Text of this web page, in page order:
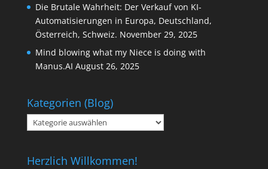
Die Brutale Wahrheit: Der Verkauf von KI-
Automatisierungen in Europa, Deutschland,
Österreich, Schweiz. November 29, 2025
Mind blowing what my Niece is doing with
Manus.AI August 26, 2025
Kategorien (Blog)
Kategorien
(Blog)
Herzlich Willkommen!